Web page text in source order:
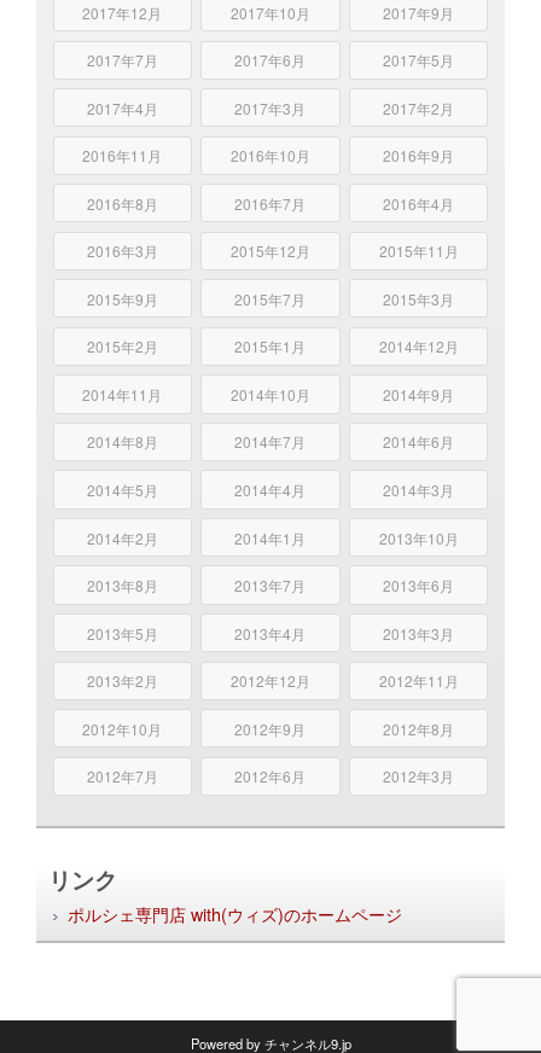
2017年12月 2017年10月 2017年9月
2017年7月 2017年6月 2017年5月
2017年4月 2017年3月 2017年2月
2016年11月 2016年10月 2016年9月
2016年8月 2016年7月 2016年4月
2016年3月 2015年12月 2015年11月
2015年9月 2015年7月 2015年3月
2015年2月 2015年1月 2014年12月
2014年11月 2014年10月 2014年9月
2014年8月 2014年7月 2014年6月
2014年5月 2014年4月 2014年3月
2014年2月 2014年1月 2013年10月
2013年8月 2013年7月 2013年6月
2013年5月 2013年4月 2013年3月
2013年2月 2012年12月 2012年11月
2012年10月 2012年9月 2012年8月
2012年7月 2012年6月 2012年3月
リンク
ポルシェ専門店 with(ウィズ)のホームページ
Powered byチャンネル9.jp